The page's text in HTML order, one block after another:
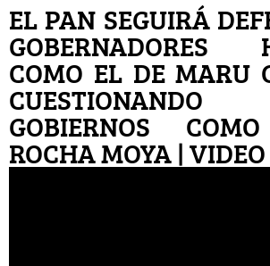
EL PAN SEGUIRÁ
GOBERNADORES
COMO EL DE MARU
GOBIERNOS
ROCHA MOYA | VIDEO